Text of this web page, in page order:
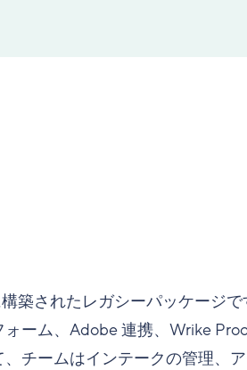
築されたレガシーパッケージで
ーム、Adobe 連携、Wrike
チームはインテークの管理、